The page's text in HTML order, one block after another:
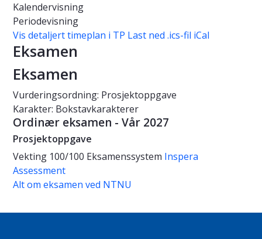
Kalendervisning
Periodevisning
Vis detaljert timeplan i TP Last ned .ics-fil iCal
Eksamen
Eksamen
Vurderingsordning: Prosjektoppgave
Karakter: Bokstavkarakterer
Ordinær eksamen - Vår 2027
Prosjektoppgave
Vekting 100/100 Eksamenssystem Inspera
Assessment
Alt om eksamen ved NTNU